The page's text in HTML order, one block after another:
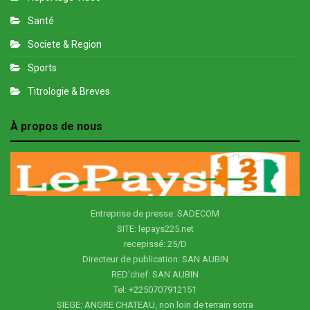
Santé
Societe & Region
Sports
Titrologie & Breves
À propos de nous
Entreprise de presse: SADECOM
SITE: lepays225.net
recepissé: 25/D
Directeur de publication: SAN AUBIN
RED'chef: SAN AUBIN
Tel: +2250707912151
SIEGE: ANGRE CHATEAU, non loin de terrain sotra